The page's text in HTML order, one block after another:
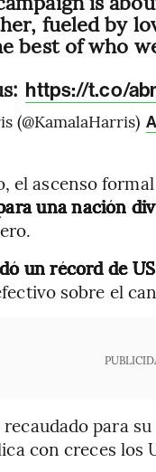
fueled by
best of who
https://t.co/
(@KamalaHarris)
el ascenso
una nación
un récord de
sobre el
para su
con creces los